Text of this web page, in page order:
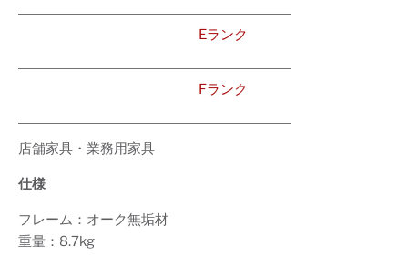
Eランク
Fランク
店舗家具・業務用家具
仕様
フレーム：オーク無垢材
重量：8.7kg